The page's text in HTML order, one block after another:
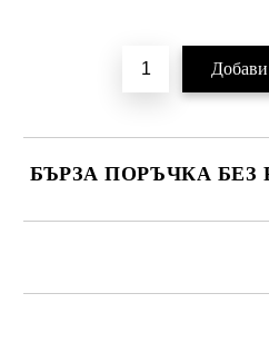
БЪРЗА ПОРЪЧКА БЕЗ